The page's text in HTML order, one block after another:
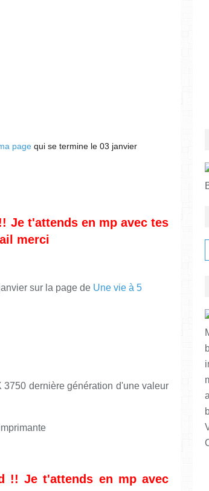
page qui se termine le 03 janvier
Je t'attends en mp avec tes
merci
sur la page de Une vie à 5
dernière génération d'une valeur
!! Je t'attends en mp avec